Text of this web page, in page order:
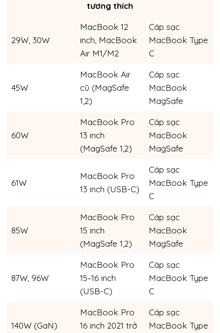
tương thích
29W, 30W
MacBook 12
inch, MacBook
Air M1/M2
Cáp sạc
MacBook Type
C
45W
MacBook Air
cũ (MagSafe
1,2)
Cáp sạc
MacBook
MagSafe
60W
MacBook Pro
13 inch
(MagSafe 1,2)
Cáp sạc
MacBook
MagSafe
61W
MacBook Pro
13 inch (USB-C)
Cáp sạc
MacBook Type
C
85W
MacBook Pro
15 inch
(MagSafe 1,2)
Cáp sạc
MacBook
MagSafe
87W, 96W
MacBook Pro
15–16 inch
(USB-C)
Cáp sạc
MacBook Type
C
140W (GaN)
MacBook Pro
16 inch 2021 trở
Cáp sạc
MacBook Type